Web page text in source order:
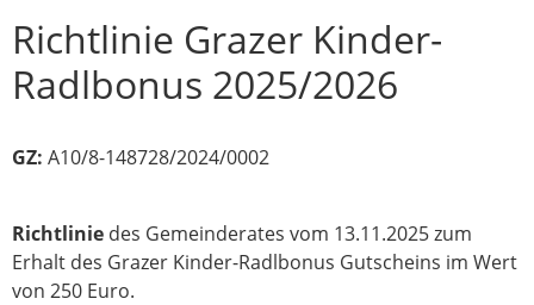
Richtlinie Grazer Kinder-
Radlbonus 2025/2026
GZ: A10/8-148728/2024/0002
Richtlinie des Gemeinderates vom 13.11.2025 zum
Erhalt des Grazer Kinder-Radlbonus Gutscheins im Wert
von 250 Euro.